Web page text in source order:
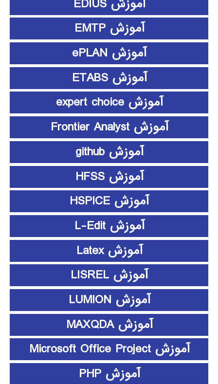
آموزش EDIUS
آموزش EMTP
آموزش ePLAN
آموزش ETABS
آموزش expert choice
آموزش Frontier Analyst
آموزش github
آموزش HFSS
آموزش HSPICE
آموزش L-Edit
آموزش Latex
آموزش LISREL
آموزش LUMION
آموزش MAXQDA
آموزش Microsoft Office Project
آموزش PHP